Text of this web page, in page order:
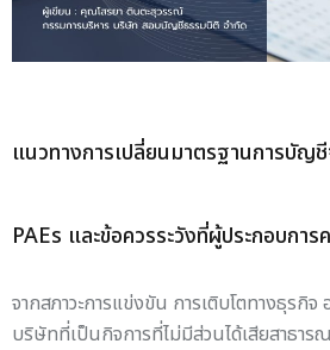
แนวทางการเปลี่ยนมาตรฐานการบัญ
PAEs และข้อควรระวังที่ผู้ประกอบการ
จากสภาวะการแข่งขัน การเติบโตทางธุรกิ
บริษัทที่เป็นกิจการที่ไม่มีส่วนได้เสียสาธาร